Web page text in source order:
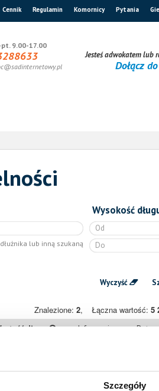
Szczegóły
Cennik Regulamin Komornicy Pytania
pt. 9.00-17.00
Jesteś adwokatem lub
Dołącz
dłużnika lub inną szukaną
Wysokość
Wyczyść
Znalezione: 2, Łączna wartość: 5
długu Informacje Data